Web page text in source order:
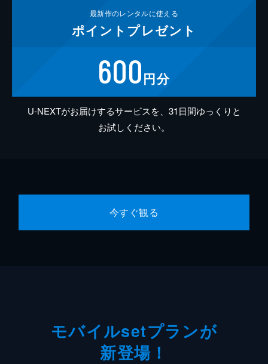
最新作のレンタルに使える
ポイント プレゼント
600円分
U-NEXTがお届けするサービスを、31日間ゆっくりと
お試しください。
今すぐ観る
モバイルsetプランが
新登場！